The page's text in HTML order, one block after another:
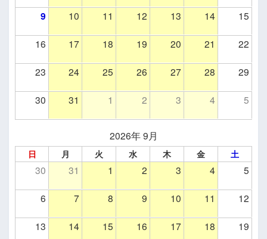
9 10 11 12 13 14 15
16 17 18 19 20 21 22
23 24 25 26 27 28 29
30 31 1 2 3 4 5
2026年 9月
日 月 火 水 木 金 土
30 31 1 2 3 4 5
6 7 8 9 10 11 12
13 14 15 16 17 18 19